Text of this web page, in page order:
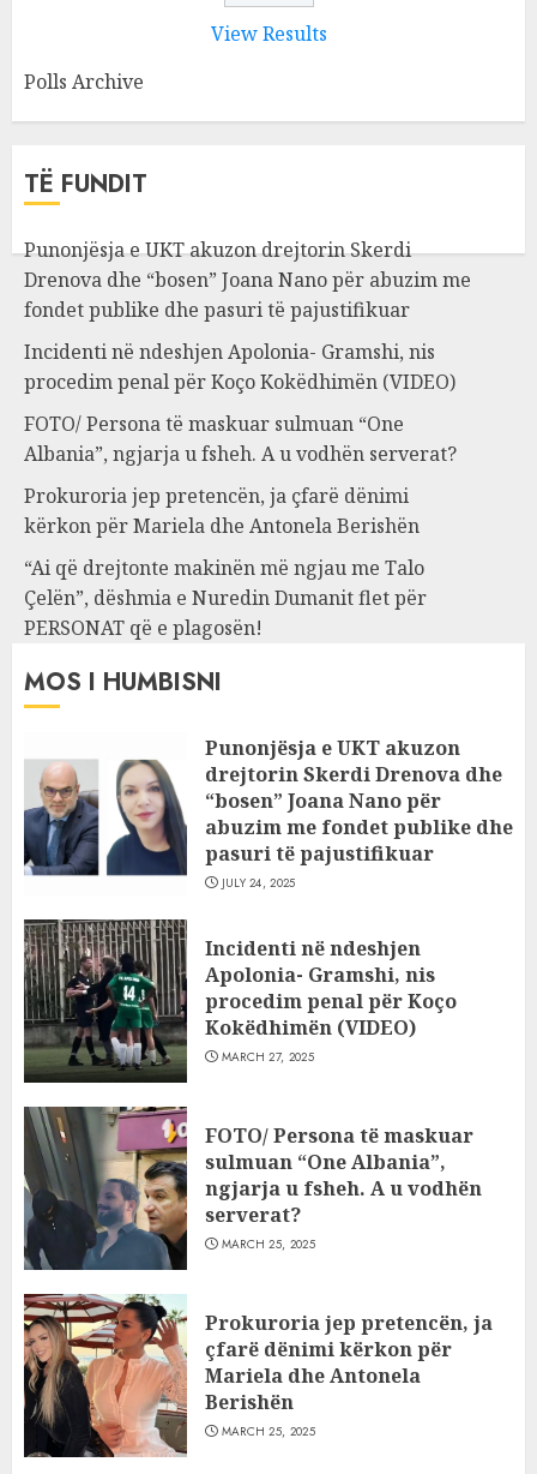
View Results
Polls Archive
TË FUNDIT
Punonjësja e UKT akuzon drejtorin Skerdi
Drenova dhe “bosen” Joana Nano për abuzim me
fondet publike dhe pasuri të pajustifikuar
Incidenti në ndeshjen Apolonia- Gramshi, nis
procedim penal për Koço Kokëdhimën (VIDEO)
FOTO/ Persona të maskuar sulmuan “One
Albania”, ngjarja u fsheh. A u vodhën serverat?
Prokuroria jep pretencën, ja çfarë dënimi
kërkon për Mariela dhe Antonela Berishën
“Ai që drejtonte makinën më ngjau me Talo
Çelën”, dëshmia e Nuredin Dumanit flet për
PERSONAT që e plagosën!
MOS I HUMBISNI
Punonjësja e UKT akuzon
drejtorin Skerdi Drenova dhe
“bosen” Joana Nano për
abuzim me fondet publike dhe
pasuri të pajustifikuar
JULY 24, 2025
Incidenti në ndeshjen
Apolonia- Gramshi, nis
procedim penal për Koço
Kokëdhimën (VIDEO)
MARCH 27, 2025
FOTO/ Persona të maskuar
sulmuan “One Albania”,
ngjarja u fsheh. A u vodhën
serverat?
MARCH 25, 2025
Prokuroria jep pretencën, ja
çfarë dënimi kërkon për
Mariela dhe Antonela
Berishën
MARCH 25, 2025